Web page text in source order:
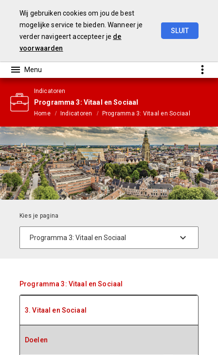
Wij gebruiken cookies om jou de best
mogelijke service te bieden. Wanneer je
verder navigeert accepteer je de
voorwaarden
SLUIT
Indicatoren
Programma 3: Vitaal en Sociaal
Home Indicatoren Programma 3: Vitaal en Sociaal
Programma 3: Vitaal en Sociaal
3. Vitaal en Sociaal
Doelen